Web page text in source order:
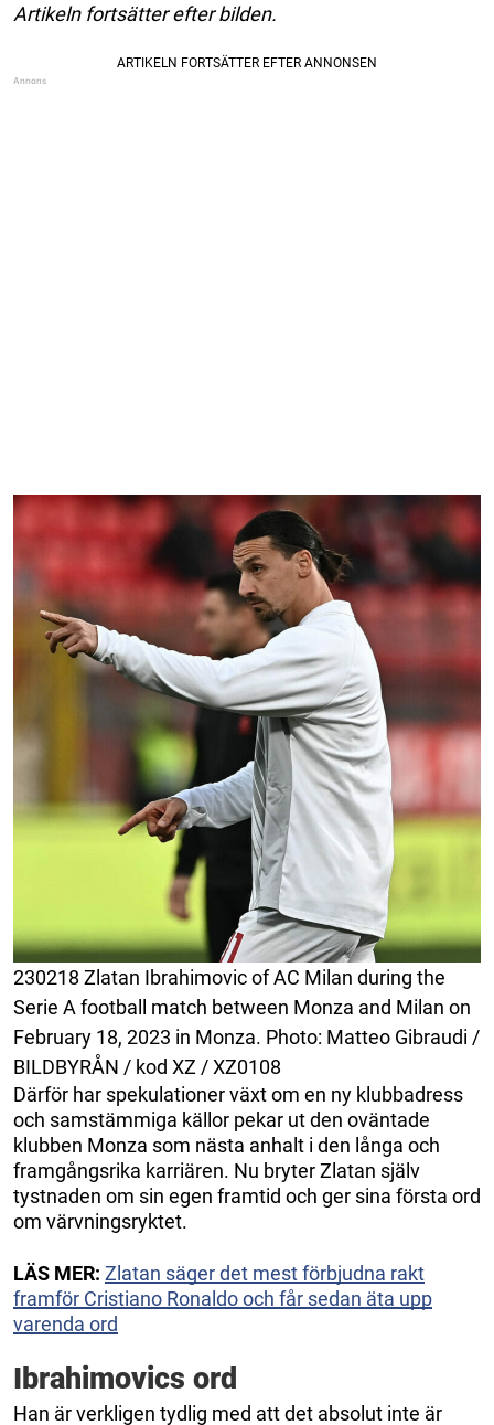
Artikeln fortsätter efter bilden.
230218 Zlatan Ibrahimovic of AC Milan during the
Serie A football match between Monza and Milan on
February 18, 2023 in Monza. Photo: Matteo Gibraudi /
BILDBYRÅN / kod XZ / XZ0108
Därför har spekulationer växt om en ny klubbadress
och samstämmiga källor pekar ut den oväntade
klubben Monza som nästa anhalt i den långa och
framgångsrika karriären. Nu bryter Zlatan själv
tystnaden om sin egen framtid och ger sina första ord
om värvningsryktet.
LÄS MER: Zlatan säger det mest förbjudna rakt
framför Cristiano Ronaldo och får sedan äta upp
varenda ord
Ibrahimovics ord
Han är verkligen tydlig med att det absolut inte är